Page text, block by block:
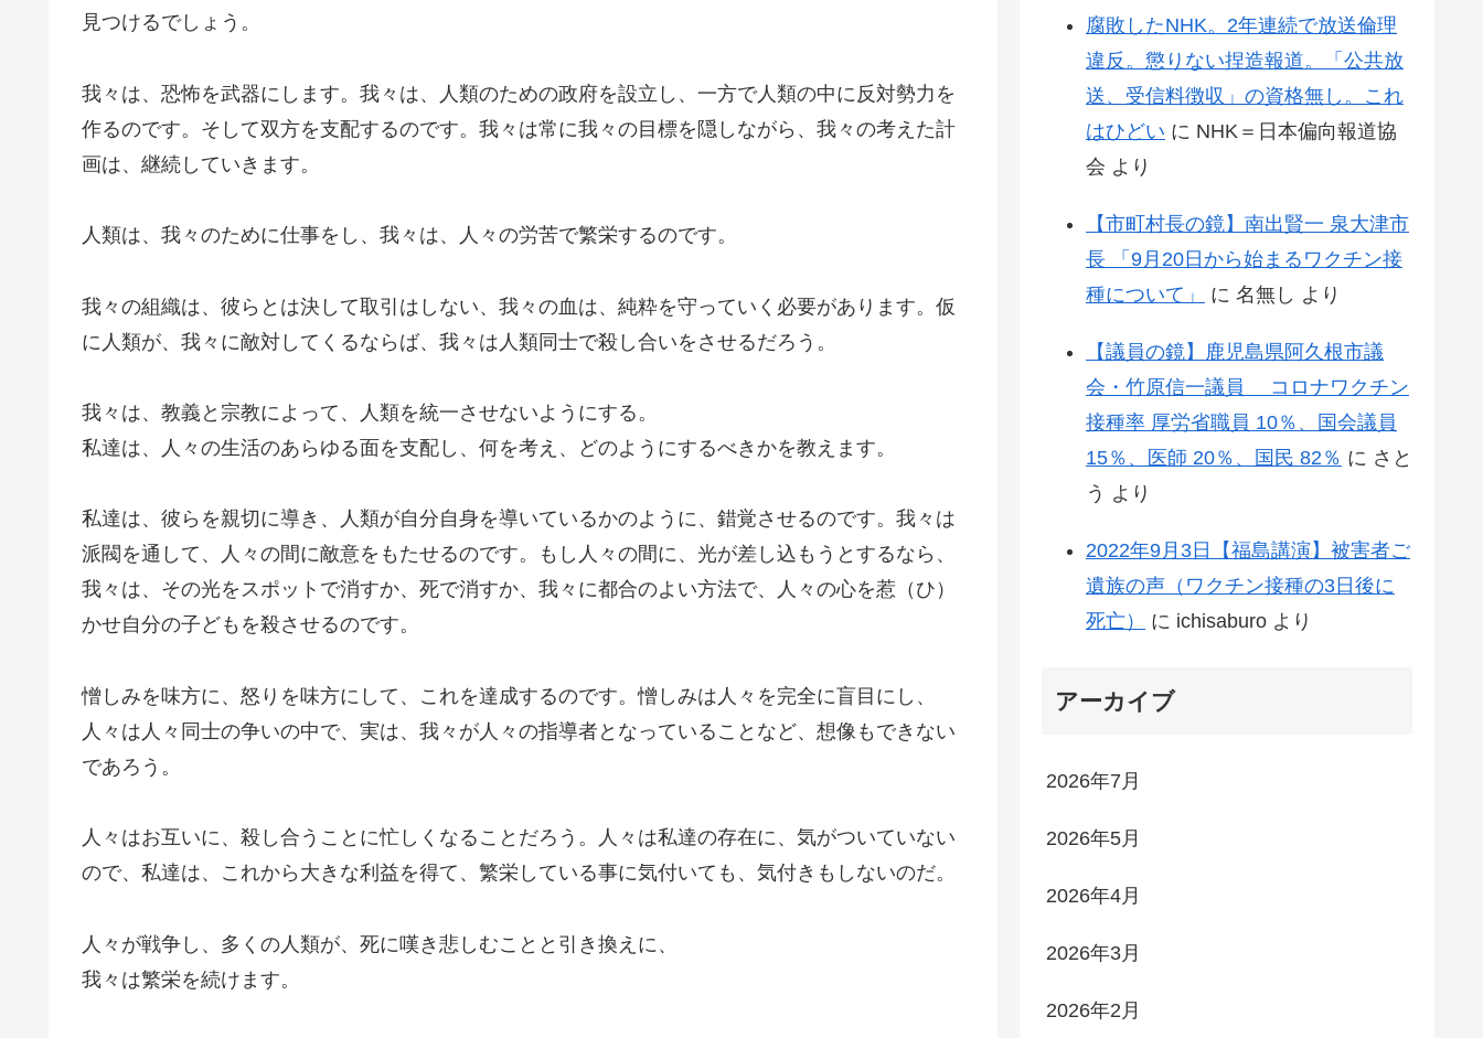
見つけるでしょう。
我々は、恐怖を武器にします。我々は、人類のための政府を設立し、一方で人類の中に反対勢力を
作るのです。そして双方を支配するのです。我々は常に我々の目標を隠しながら、我々の考えた計
画は、継続していきます。
人類は、我々のために仕事をし、我々は、人々の労苦で繁栄するのです。
我々の組織は、彼らとは決して取引はしない、我々の血は、純粋を守っていく必要があります。仮
に人類が、我々に敵対してくるならば、我々は人類同士で殺し合いをさせるだろう。
我々は、教義と宗教によって、人類を統一させないようにする。
私達は、人々の生活のあらゆる面を支配し、何を考え、どのようにするべきかを教えます。
私達は、彼らを親切に導き、人類が自分自身を導いているかのように、錯覚させるのです。我々は
派閥を通して、人々の間に敵意をもたせるのです。もし人々の間に、光が差し込もうとするなら、
我々は、その光をスポットで消すか、死で消すか、我々に都合のよい方法で、人々の心を惹（ひ）
かせ自分の子どもを殺させるのです。
憎しみを味方に、怒りを味方にして、これを達成するのです。憎しみは人々を完全に盲目にし、
人々は人々同士の争いの中で、実は、我々が人々の指導者となっていることなど、想像もできない
であろう。
人々はお互いに、殺し合うことに忙しくなることだろう。人々は私達の存在に、気がついていない
ので、私達は、これから大きな利益を得て、繁栄している事に気付いても、気付きもしないのだ。
人々が戦争し、多くの人類が、死に嘆き悲しむことと引き換えに、
我々は繁栄を続けます。
腐敗したNHK。2年連続で放送倫理
違反。懲りない捏造報道。「公共放
送、受信料徴収」の資格無し。これ
はひどい に NHK＝日本偏向報道協
会 より
【市町村長の鏡】南出賢一 泉大津市
長 「9月20日から始まるワクチン接
種について」
に 名無し より
【議員の鏡】鹿児島県阿久根市議
会・竹原信一議員 コロナワクチン
接種率 厚労省職員 10％、国会議員
15％、医師 20％、国民 82％ に さと
う より
2022年9月3日【福島講演】被害者ご
遺族の声（ワクチン接種の3日後に
死亡）
に ichisaburo より
アーカイブ
2026年7月
2026年5月
2026年4月
2026年3月
2026年2月